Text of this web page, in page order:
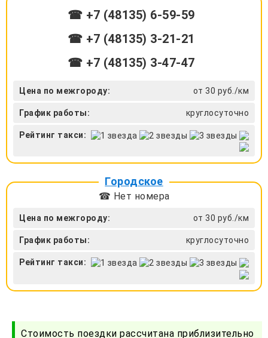
☎ +7 (48135) 6-59-59
☎ +7 (48135) 3-21-21
☎ +7 (48135) 3-47-47
Цена по межгороду: от 30 руб./км
График работы: круглосуточно
Рейтинг такси:
Городское
☎ Нет номера
Цена по межгороду: от 30 руб./км
График работы: круглосуточно
Рейтинг такси:
Стоимость поездки рассчитана приблизительно